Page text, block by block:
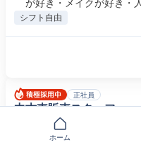
が好き・メイクが好き・人
シフト自由
正社員
中古車販売スタッフ
ガリバー静岡流通通り店
個人ノルマなし！未経験か
ホーム